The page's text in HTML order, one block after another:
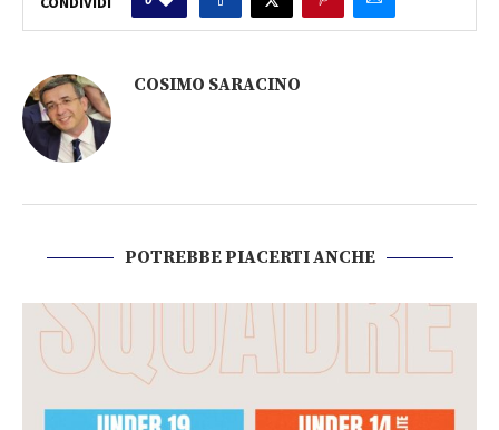
COSIMO SARACINO
POTREBBE PIACERTI ANCHE